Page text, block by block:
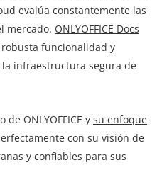
evalúa constantemente las
mercado. ONLYOFFICE Docs
funcionalidad y
infraestructura segura de
ONLYOFFICE y su enfoque
con su visión de
y confiables para sus